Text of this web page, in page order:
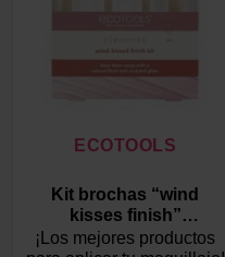
ECOTOOLS
Kit brochas “wind
kisses finish”
ELEMENTS
¡Los mejores productos